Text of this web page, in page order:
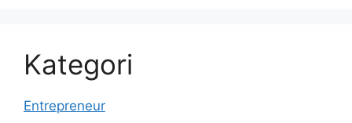
Kategori
Entrepreneur